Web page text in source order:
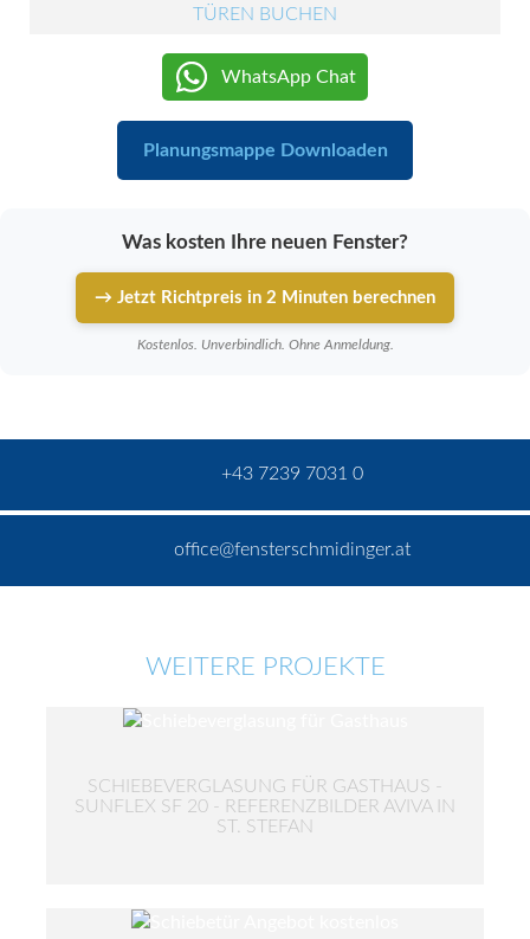
TÜREN BUCHEN
WhatsApp Chat
Planungsmappe Downloaden
Was kosten Ihre neuen Fenster?
→ Jetzt Richtpreis in 2 Minuten berechnen
Kostenlos. Unverbindlich. Ohne Anmeldung.
+43 7239 7031 0
office@fensterschmidinger.at
WEITERE PROJEKTE
SCHIEBEVERGLASUNG FÜR GASTHAUS -
SUNFLEX SF 20 - REFERENZBILDER AVIVA IN
ST. STEFAN